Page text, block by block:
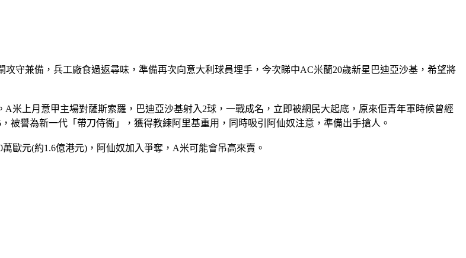
守兼備，兵工廠食過返尋味，準備再次向意大利球員埋手，今次睇中AC米蘭20歲新星巴迪亞沙基，希望將
米上月意甲主場對薩斯索羅，巴迪亞沙基射入2球，一戰成名，立即被網民大起底，原來佢青年軍時候曾經
被譽為新一代「帶刀侍衞」，獲得教練阿里基重用，同時吸引阿仙奴注意，準備出手搶人。
歐元(約1.6億港元)，阿仙奴加入爭奪，A米可能會吊高來賣。